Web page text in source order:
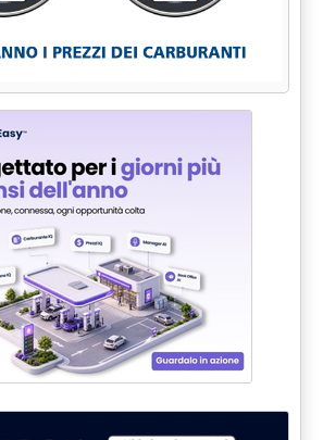
alle 15.21.
ELETTRICHE'